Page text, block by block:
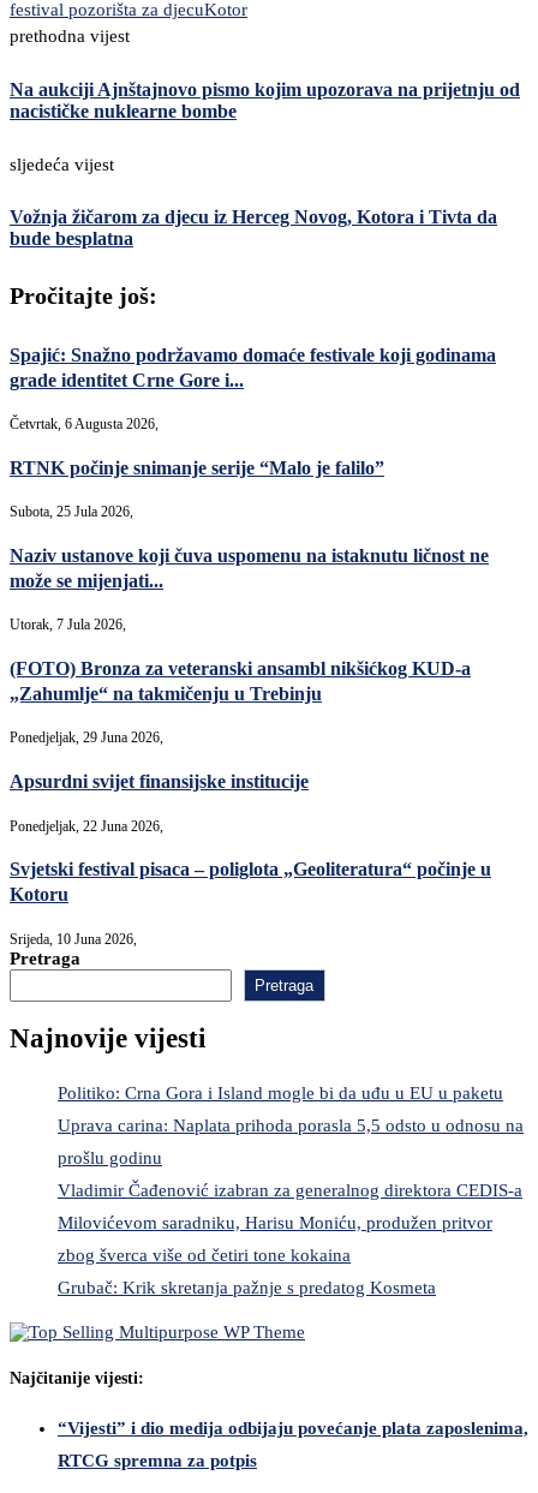
festival pozorišta za djecuKotor
prethodna vijest
Na aukciji Ajnštajnovo pismo kojim upozorava na prijetnju od
nacističke nuklearne bombe
sljedeća vijest
Vožnja žičarom za djecu iz Herceg Novog, Kotora i Tivta da
bude besplatna
Pročitajte još:
Spajić: Snažno podržavamo domaće festivale koji godinama
grade identitet Crne Gore i...
Četvrtak, 6 Augusta 2026,
RTNK počinje snimanje serije “Malo je falilo”
Subota, 25 Jula 2026,
Naziv ustanove koji čuva uspomenu na istaknutu ličnost ne
može se mijenjati...
Utorak, 7 Jula 2026,
(FOTO) Bronza za veteranski ansambl nikšićkog KUD-a
„Zahumlje“ na takmičenju u Trebinju
Ponedjeljak, 29 Juna 2026,
Apsurdni svijet finansijske institucije
Ponedjeljak, 22 Juna 2026,
Svjetski festival pisaca – poliglota „Geoliteratura“ počinje u
Kotoru
Srijeda, 10 Juna 2026,
Pretraga
Pretraga
Najnovije vijesti
Politiko: Crna Gora i Island mogle bi da uđu u EU u paketu
Uprava carina: Naplata prihoda porasla 5,5 odsto u odnosu na
prošlu godinu
Vladimir Čađenović izabran za generalnog direktora CEDIS-a
Milovićevom saradniku, Harisu Moniću, produžen pritvor
zbog šverca više od četiri tone kokaina
Grubač: Krik skretanja pažnje s predatog Kosmeta
Najčitanije vijesti:
“Vijesti” i dio medija odbijaju povećanje plata zaposlenima,
RTCG spremna za potpis